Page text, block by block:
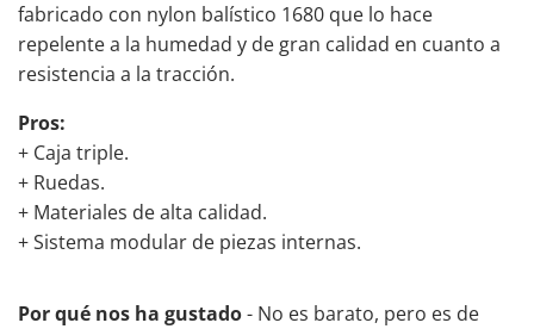
fabricado con nylon balístico 1680 que lo hace
repelente a la humedad y de gran calidad en cuanto a
resistencia a la tracción.
Pros:
+ Caja triple.
+ Ruedas.
+ Materiales de alta calidad.
+ Sistema modular de piezas internas.
Por qué nos ha gustado- No es barato, pero es de